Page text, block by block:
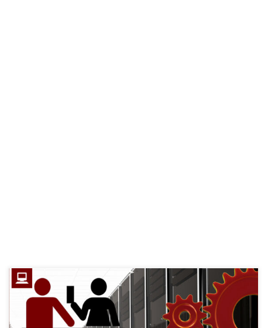
U eri ubrzanog digitalnog razvoja, RedbIT solutions d.o.o. ne